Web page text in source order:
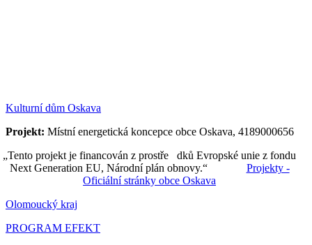
Kulturní dům Oskava
Projekt: Místní energetická koncepce obce Oskava, 4189000656
„Tento projekt je financován z prostře dků Evropské unie z fondu
Next Generation EU, Národní plán obnovy.“ Projekty -
Oficiální stránky obce Oskava
Olomoucký kraj
PROGRAM EFEKT